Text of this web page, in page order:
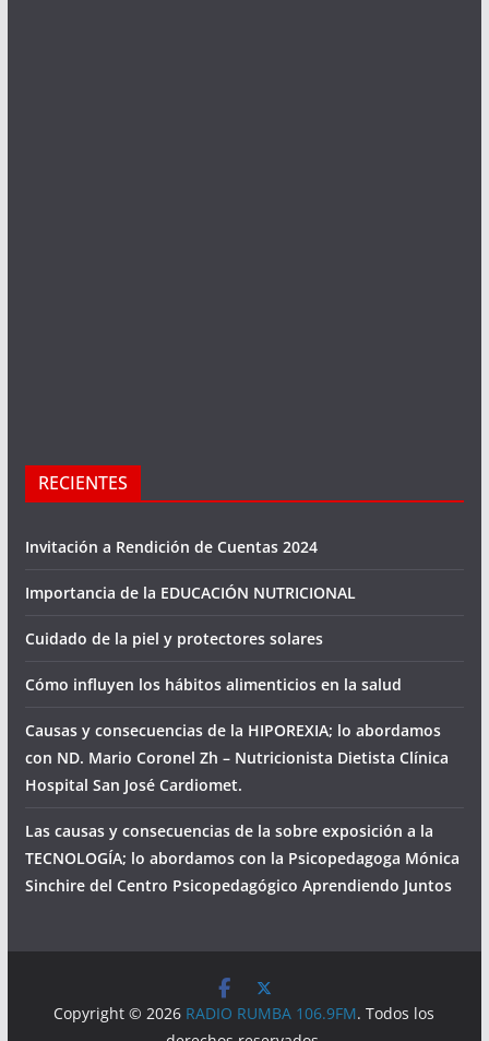
RECIENTES
Invitación a Rendición de Cuentas 2024
Importancia de la EDUCACIÓN NUTRICIONAL
Cuidado de la piel y protectores solares
Cómo influyen los hábitos alimenticios en la salud
Causas y consecuencias de la HIPOREXIA; lo abordamos
con ND. Mario Coronel Zh – Nutricionista Dietista Clínica
Hospital San José Cardiomet.
Las causas y consecuencias de la sobre exposición a la
TECNOLOGÍA; lo abordamos con la Psicopedagoga Mónica
Sinchire del Centro Psicopedagógico Aprendiendo Juntos
Copyright © 2026 RADIO RUMBA 106.9FM. Todos los